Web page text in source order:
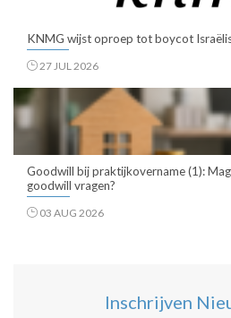
KNMG wijst oproep tot boycot
27 JUL 2026
Goodwill bij praktijkovername (1):
goodwill vragen?
03 AUG 2026
Inschrijven